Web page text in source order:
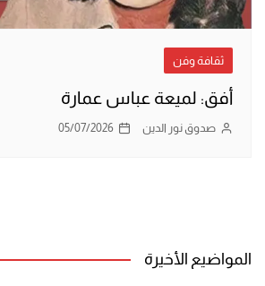
ثقافة وفن
أفق: لميعة عباس عمارة
صدوق نور الدين 05/07/2026
المواضيع الأخيرة